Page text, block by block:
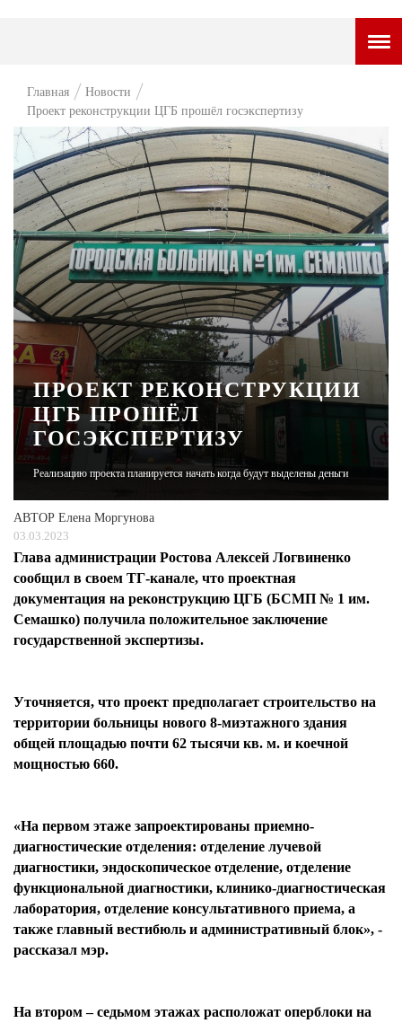
НОВОСТИ
ВОПРОС НЕДЕЛИ
ПРЕМЬЕРА
ТАМ И ТУТ
СТИЛЬ ЖИЗНИ
ХАЙП
ЧЕЛОВЕК ОСОБЕННЫЙ
КУЛЬТ ЕДЫ
АФИША
ЖУРНАЛ
Главная
Новости
Проект реконструкции ЦГБ прошёл госэкспертизу
ПРОЕКТ РЕКОНСТРУКЦИИ
ЦГБ ПРОШЁЛ
ГОСЭКСПЕРТИЗУ
Реализацию проекта планируется начать когда будут выделены деньги
АВТОР Елена Моргунова
03.03.2023
Глава администрации Ростова Алексей Логвиненко
сообщил в своем ТГ-канале, что проектная
документация на реконструкцию ЦГБ (БСМП № 1 им.
Семашко) получила положительное заключение
государственной экспертизы.
Уточняется, что проект предполагает строительство на
территории больницы нового 8-миэтажного здания
общей площадью почти 62 тысячи кв. м. и коечной
мощностью 660.
«На первом этаже запроектированы приемно-
диагностические отделения: отделение лучевой
диагностики, эндоскопическое отделение, отделение
функциональной диагностики, клинико-диагностическая
лаборатория, отделение консультативного приема, а
также главный вестибюль и административный блок», -
рассказал мэр.
На втором – седьмом этажах расположат оперблоки на